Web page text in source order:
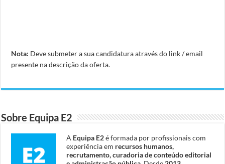
Nota: Deve submeter a sua candidatura através do link / email
presente na descrição da oferta.
Sobre Equipa E2
A Equipa E2é formada por profissionais com
experiência em recursos humanos,
recrutamento, curadoria de conteúdo editorial